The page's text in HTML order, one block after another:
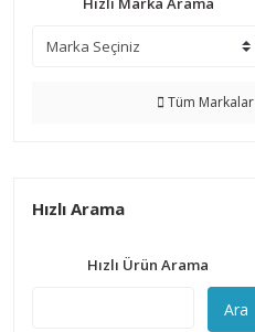
Tüm Markalar
Hızlı Arama
Hızlı Ürün Arama
Ara